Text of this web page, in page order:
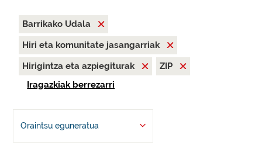
Barrikako Udala
Hiri eta komunitate jasangarriak
Hirigintza eta azpiegiturak
ZIP
Iragazkiak berrezarri
Oraintsu eguneratua